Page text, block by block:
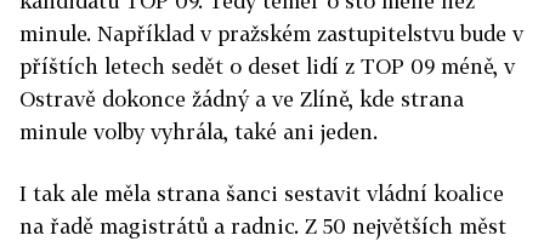
minule. Například v pražském zastupitelstvu bude v
příštích letech sedět o deset lidí z TOP 09 méně, v
Ostravě dokonce žádný a ve Zlíně, kde strana
minule volby vyhrála, také ani jeden.
I tak ale měla strana šanci sestavit vládní koalice
na řadě magistrátů a radnic. Z 50 největších měst